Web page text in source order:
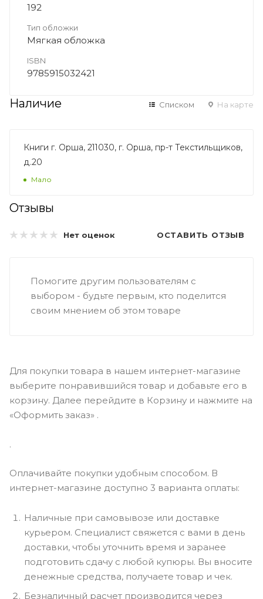
192
Тип обложки
Мягкая обложка
ISBN
9785915032421
Наличие Списком На карте
Книги г. Орша, 211030, г. Орша, пр-т Текстильщиков,
д.20
Мало
Отзывы
Нет оценок ОСТАВИТЬ ОТЗЫВ
Помогите другим пользователям с
выбором - будьте первым, кто поделится
своим мнением об этом товаре
Для покупки товара в нашем интернет-магазине
выберите понравившийся товар и добавьте его в
корзину. Далее перейдите в Корзину и нажмите на
«Оформить заказ» .
.
Оплачивайте покупки удобным способом. В
интернет-магазине доступно 3 варианта оплаты:
Наличные при самовывозе или доставке
курьером. Специалист свяжется с вами в день
доставки, чтобы уточнить время и заранее
подготовить сдачу с любой купюры. Вы вносите
денежные средства, получаете товар и чек.
Безналичный расчет производится через